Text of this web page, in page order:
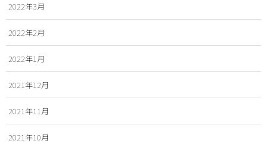
2022年3月
2022年2月
2022年1月
2021年12月
2021年11月
2021年10月